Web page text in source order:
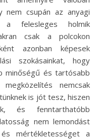
nem csupán az anyagi
a felesleges holmik
csak a polcokon
azonban képesek
szokásainkat, hogy
minőségű és tartósabb
nemcsak
is jót tesz, hiszen
és fenntarthatóbb
nem lemondást
mértékletességet a